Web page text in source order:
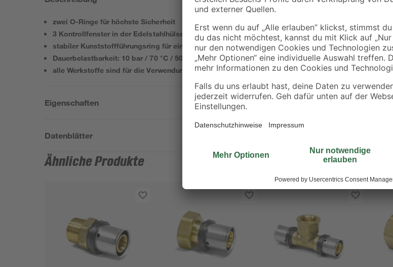
zwei O-Ringe für höchste Sicherheit
3 Kontrollfenster in der Edelstahlhülse zur Kontrolle der Einstecktiefe
stabiler Kunststoffführungsring für eine sichere Verpressung auch in Zwangslagen
Dauerbelastbarkeit: 10 bar / 70 °C / 50 Jahre
alle Werkstoffe sind für die Verwendung im Trinkwasser unbedenklich
Eigenschaften
Datenblätter
Ähnliche Produkte